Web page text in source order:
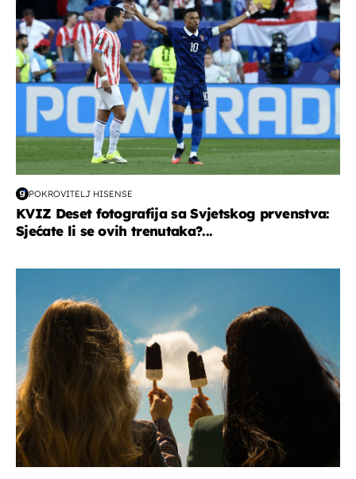
POKROVITELJ HISENSE
KVIZ Deset fotografija sa Svjetskog prvenstva:
Sjećate li se ovih trenutaka?...